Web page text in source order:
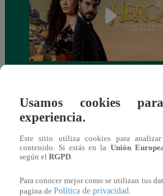
Online)
También
Usamos cookies
experiencia.
Este sitio utiliza cookies para
contenido. Si estás en la Unión
según el RGPD
Para conocer mejor como se utilizan tus
pagina de Política de privacidad